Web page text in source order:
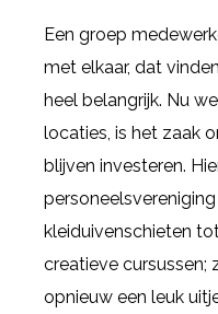
Een groep
met elkaar, dat
heel belangrijk. Nu
locaties, is het zaak
blijven investeren.
kleiduivenschieten
creatieve cursussen;
opnieuw een leuk